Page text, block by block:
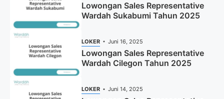
Lowongan Sales Representative
Wardah Sukabumi Tahun 2025
LOKER Juni 16, 2025
Lowongan Sales Representative
Wardah Cilegon Tahun 2025
LOKER Juni 14, 2025